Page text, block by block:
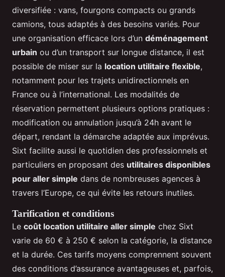
diversifiée : vans, fourgons compacts ou grands
camions, tous adaptés à des besoins variés. Pour
une organisation efficace lors d’un déménagement
urbain ou d’un transport sur longue distance, il est
possible de miser sur la location utilitaire flexible,
notamment pour les trajets unidirectionnels en
France ou à l’international. Les modalités de
réservation permettent plusieurs options pratiques :
modification ou annulation jusqu’à 24h avant le
départ, rendant la démarche adaptée aux imprévus.
Sixt facilite aussi le quotidien des professionnels et
particuliers en proposant des utilitaires disponibles
pour aller simple dans de nombreuses agences à
travers l’Europe, ce qui évite les retours inutiles.
Tarification et conditions
Le coût location utilitaire aller simple chez Sixt
varie de 60 € à 250 € selon la catégorie, la distance
et la durée. Ces tarifs moyens comprennent souvent
des conditions d’assurance avantageuses et, parfois,